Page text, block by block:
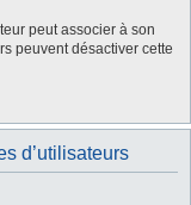
peut associer à son
peuvent désactiver cette
d’utilisateurs